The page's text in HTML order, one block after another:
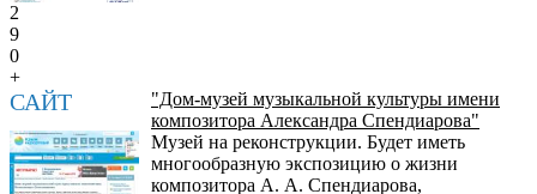
2
9
0
+
САЙТ
"Дом-музей музыкальной культуры имени
композитора Александра Спендиарова"
Музей на реконструкции. Будет иметь
многообразную экспозицию о жизни
композитора А. А. Спендиарова,